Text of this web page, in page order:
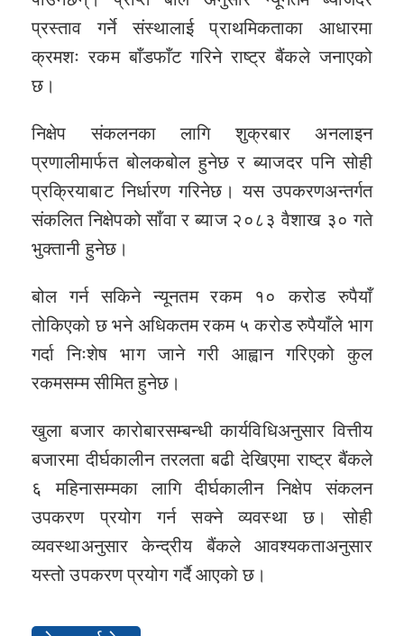
प्रस्ताव गर्ने संस्थालाई प्राथमिकताका आधारमा
क्रमशः रकम बाँडफाँट गरिने राष्ट्र बैंकले जनाएको
छ।
निक्षेप संकलनका लागि शुक्रबार अनलाइन
प्रणालीमार्फत बोलकबोल हुनेछ र ब्याजदर पनि सोही
प्रक्रियाबाट निर्धारण गरिनेछ। यस उपकरणअन्तर्गत
संकलित निक्षेपको साँवा र ब्याज २०८३ वैशाख ३० गते
भुक्तानी हुनेछ।
बोल गर्न सकिने न्यूनतम रकम १० करोड रुपैयाँ
तोकिएको छ भने अधिकतम रकम ५ करोड रुपैयाँले भाग
गर्दा निःशेष भाग जाने गरी आह्वान गरिएको कुल
रकमसम्म सीमित हुनेछ।
खुला बजार कारोबारसम्बन्धी कार्यविधिअनुसार वित्तीय
बजारमा दीर्घकालीन तरलता बढी देखिएमा राष्ट्र बैंकले
६ महिनासम्मका लागि दीर्घकालीन निक्षेप संकलन
उपकरण प्रयोग गर्न सक्ने व्यवस्था छ। सोही
व्यवस्थाअनुसार केन्द्रीय बैंकले आवश्यकताअनुसार
यस्तो उपकरण प्रयोग गर्दै आएको छ।